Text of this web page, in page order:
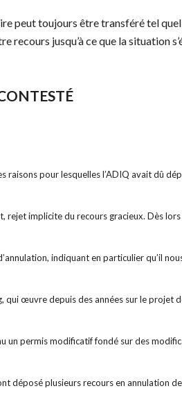
peut toujours être transféré tel
recours jusqu’à ce que la situation
raisons pour lesquelles l’ADIQ avait dû
rejet implicite du recours gracieux. Dès
indiquant en particulier qu’il
qui œuvre depuis des années sur le projet
permis modificatif fondé sur des
déposé plusieurs recours en annulation